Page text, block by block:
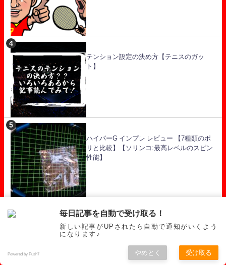
テンション設定の決め方【テニスのガッ
ト】
ハイパーG インプレ レビュー 【7種類のポ
リと比較】【ソリンコ:最高レベルのスピン
性能】
ポリツアーレブ インプレ レビュー 【柔らか
く弾きの良いヨネックスポリ】
毎日記事を自動で受け取る！
新しい記事がUPされたら自動で通知がいくよう
になります♪
Powered by Push7 やめとく 受け取る